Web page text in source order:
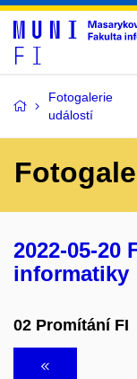
Fotogalerie
událostí
2022-05-20
informatiky
02 Promítání FI